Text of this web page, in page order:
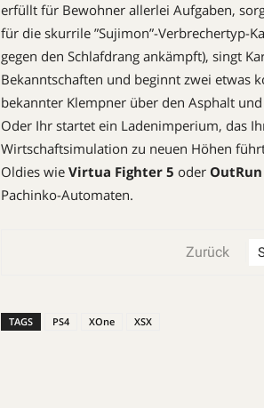
erfüllt für Bewohner allerlei Aufgaben,
für die skurrile ”Sujimon”-Verbrechertyp-
gegen den Schlafdrang ankämpft), singt
Bekanntschaften und beginnt zwei etwas
bekannter Klempner über den Asphalt
Oder Ihr startet ein Ladenimperium, das
Wirtschaftsimulation zu neuen Höhen
Oldies wie ­ Virtua Fighter 5 oder Out­Run
Pachinko-Automaten.
Zurück
TAGS PS4 XOne XSX